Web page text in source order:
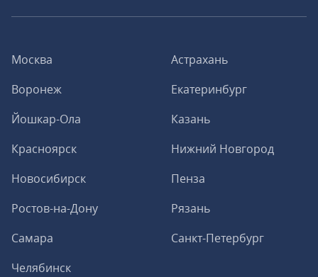
Москва
Астрахань
Воронеж
Екатеринбург
Йошкар-Ола
Казань
Красноярск
Нижний Новгород
Новосибирск
Пенза
Ростов-на-Дону
Рязань
Самара
Санкт-Петербург
Челябинск